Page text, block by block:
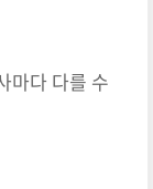
마다 다를 수